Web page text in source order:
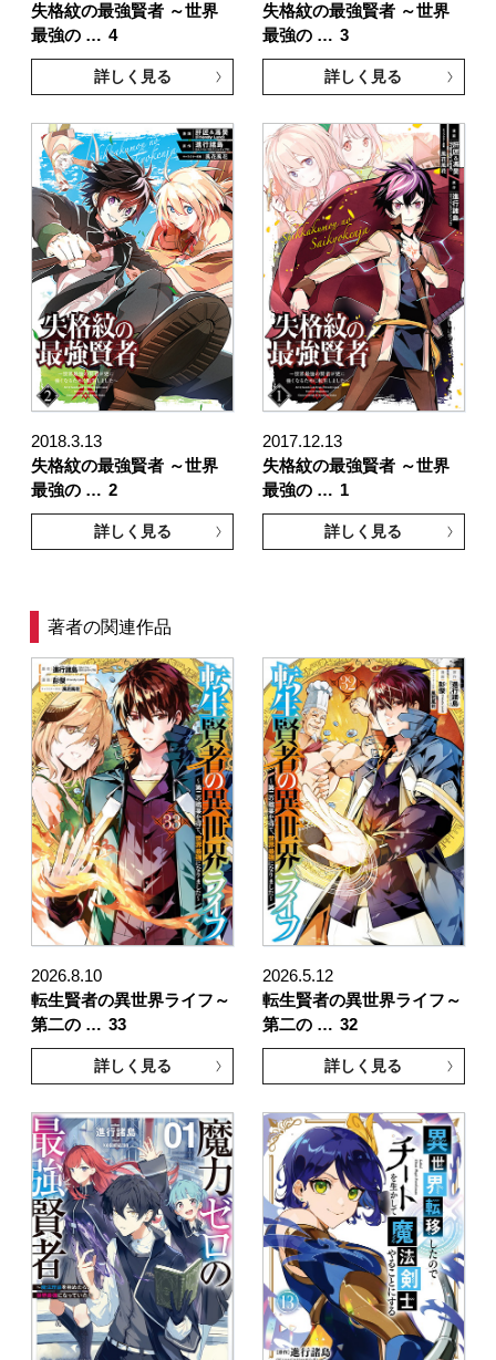
失格紋の最強賢者 ～世界
最強の … 4
詳しく見る
失格紋の最強賢者 ～世界
最強の … 3
詳しく見る
2018.3.13
失格紋の最強賢者 ～世界
最強の … 2
詳しく見る
2017.12.13
失格紋の最強賢者 ～世界
最強の … 1
詳しく見る
著者の関連作品
2026.8.10
転生賢者の異世界ライフ～
第二の … 33
詳しく見る
2026.5.12
転生賢者の異世界ライフ～
第二の … 32
詳しく見る